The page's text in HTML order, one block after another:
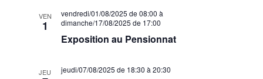
VEN
1
Exposition au Pensionnat
vendredi/01/08/2025 de 08:00 à
dimanche/17/08/2025 de 17:00
JEU jeudi/07/08/2025 de 18:30 à 20:30